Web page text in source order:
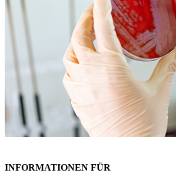
INFORMATIONEN FÜR